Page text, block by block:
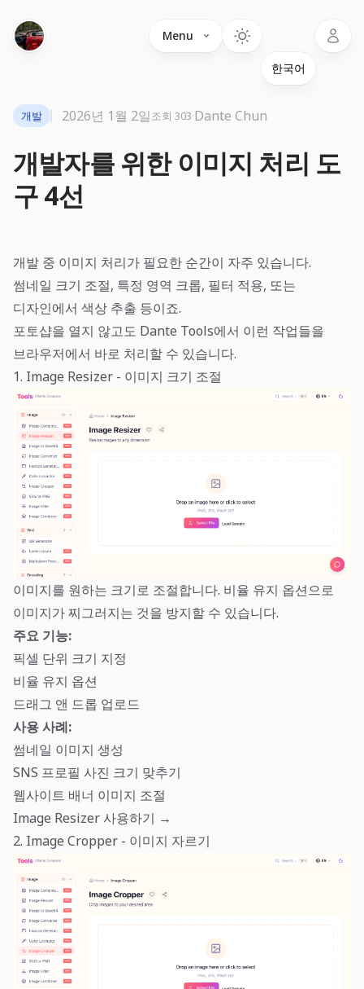
Menu
개발자를 위한 이미지 처리 도
구 4선
개발 2026년 1월 2일조회 303·Dante Chun
개발 중 이미지 처리가 필요한 순간이 자주 있습니다.
썸네일 크기 조절, 특정 영역 크롭, 필터 적용, 또는
디자인에서 색상 추출 등이죠.
포토샵을 열지 않고도 Dante Tools에서 이런 작업들을
브라우저에서 바로 처리할 수 있습니다.
1. Image Resizer - 이미지 크기 조절
이미지를 원하는 크기로 조절합니다. 비율 유지 옵션으로
이미지가 찌그러지는 것을 방지할 수 있습니다.
주요 기능:
픽셀 단위 크기 지정
비율 유지 옵션
드래그 앤 드롭 업로드
사용 사례:
썸네일 이미지 생성
SNS 프로필 사진 크기 맞추기
웹사이트 배너 이미지 조절
Image Resizer 사용하기 →
2. Image Cropper - 이미지 자르기